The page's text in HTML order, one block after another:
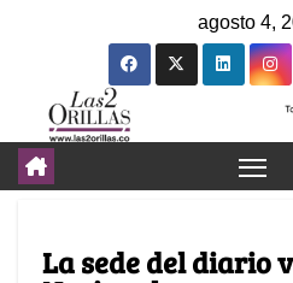
agosto 4,
La sede del diario